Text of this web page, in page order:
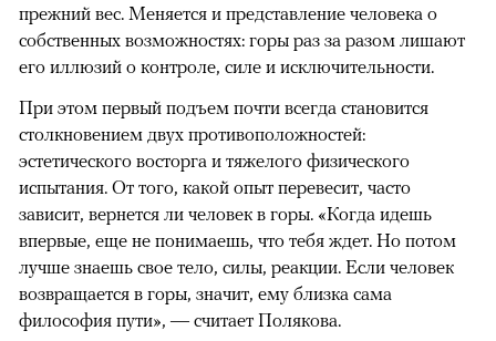
прежний вес. Меняется и представление человека о
собственных возможностях: горы раз за разом лишают
его иллюзий о контроле, силе и исключительности.
При этом первый подъем почти всегда становится
столкновением двух противоположностей:
эстетического восторга и тяжелого физического
испытания. От того, какой опыт перевесит, часто
зависит, вернется ли человек в горы. «Когда идешь
впервые, еще не понимаешь, что тебя ждет. Но потом
лучше знаешь свое тело, силы, реакции. Если человек
возвращается в горы, значит, ему близка сама
философия пути», — считает Полякова.